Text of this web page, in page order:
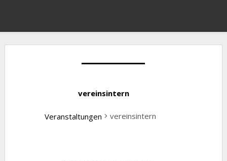
vereinsintern
Veranstaltungen vereinsintern